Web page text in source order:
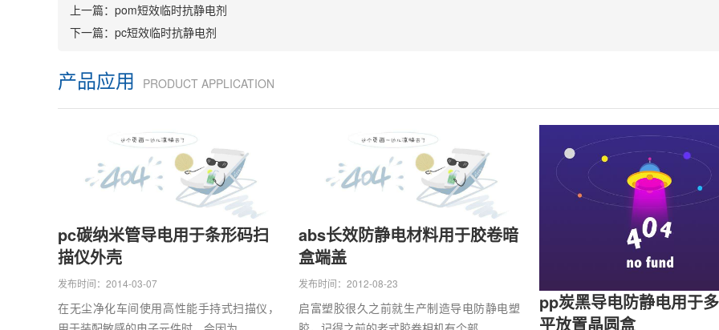
上一篇： pom短效临时抗静电剂
下一篇： pc短效临时抗静电剂
产品应用 PRODUCT APPLICATION
pc碳纳米管导电用于条形码扫
描仪外壳
发布时间：2014-03-07
在无尘净化车间使用高性能手持式扫描仪，
abs长效防静电材料用于胶卷暗
盒端盖
发布时间：2012-08-23
启富塑胶很久之前就生产制造导电防静电塑
pp炭黑导电防静电用于
平放置晶圆盒